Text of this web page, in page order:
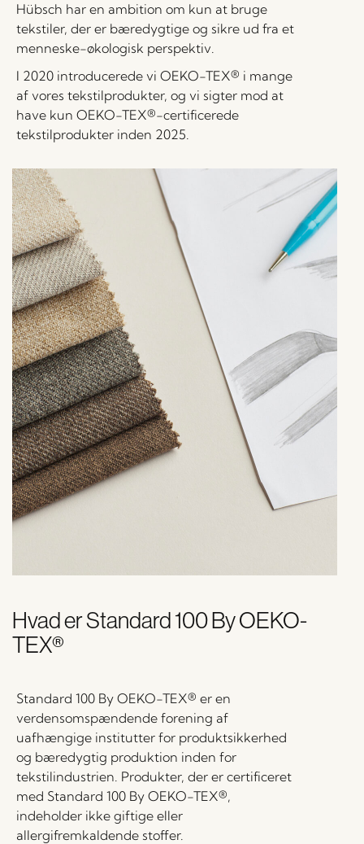
Hübsch har en ambition om kun at bruge
tekstiler, der er bæredygtige og sikre ud fra et
menneske-økologisk perspektiv.
I 2020 introducerede vi OEKO-TEX® i mange
af vores tekstilprodukter, og vi sigter mod at
have kun OEKO-TEX®-certificerede
tekstilprodukter inden 2025.
Hvad er Standard 100 By OEKO-
TEX®
Standard 100 By OEKO-TEX® er en
verdensomspændende forening af
uafhængige institutter for produktsikkerhed
og bæredygtig produktion inden for
tekstilindustrien. Produkter, der er certificeret
med Standard 100 By OEKO-TEX®,
indeholder ikke giftige eller
allergifremkaldende stoffer.